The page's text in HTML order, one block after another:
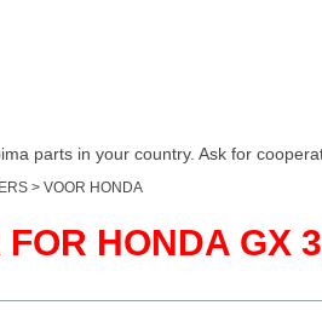
parts in your country. Ask for
> VOOR HONDA
HONDA GX